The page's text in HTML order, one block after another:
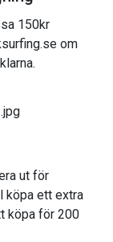
150kr
om
ut för
köpa ett extra
köpa för 200